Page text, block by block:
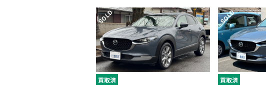
SOLD
買取済
SOLD
買取済